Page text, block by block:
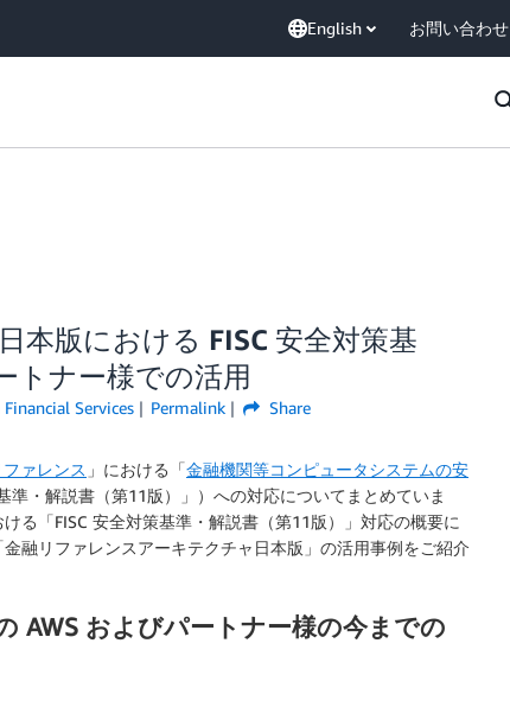
English お問い合わせ
本版における FISC 安全対策基
トナー様での活用
Financial Services Permalink Share
ァレンス 」における「金融機関等コンピュータシステムの安
準・解説書（第11版）」）への対応についてまとめていま
ける「FISC 安全対策基準・解説書（第11版）」対応の概要に
融リファレンスアーキテクチャ日本版」の活用事例をご紹介
AWS およびパートナー様の今までの